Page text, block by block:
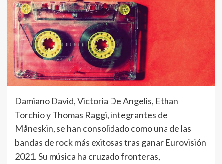
Damiano David, Victoria De Angelis, Ethan
Torchio y Thomas Raggi, integrantes de
Måneskin, se han consolidado como una de las
bandas de rock más exitosas tras ganar Eurovisión
2021. Su música ha cruzado fronteras,